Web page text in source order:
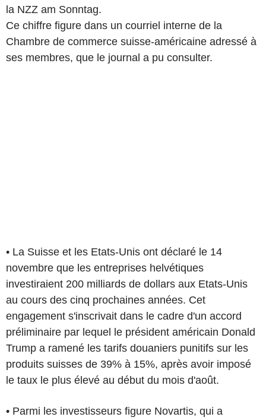
la NZZ am Sonntag.
Ce chiffre figure dans un courriel interne de la
Chambre de commerce suisse-américaine adressé à
ses membres, que le journal a pu consulter.
• La Suisse et les Etats-Unis ont déclaré le 14
novembre que les entreprises helvétiques
investiraient 200 milliards de dollars aux Etats-Unis
au cours des cinq prochaines années. Cet
engagement s'inscrivait dans le cadre d'un accord
préliminaire par lequel le président américain Donald
Trump a ramené les tarifs douaniers punitifs sur les
produits suisses de 39% à 15%, après avoir imposé
le taux le plus élevé au début du mois d'août.
• Parmi les investisseurs figure Novartis, qui a